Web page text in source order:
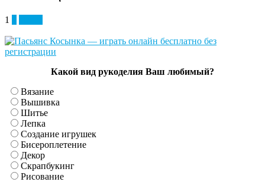
1
Какой вид рукоделия Ваш любимый?
Вязание
Вышивка
Шитье
Лепка
Создание игрушек
Бисероплетение
Декор
Скрапбукинг
Рисование